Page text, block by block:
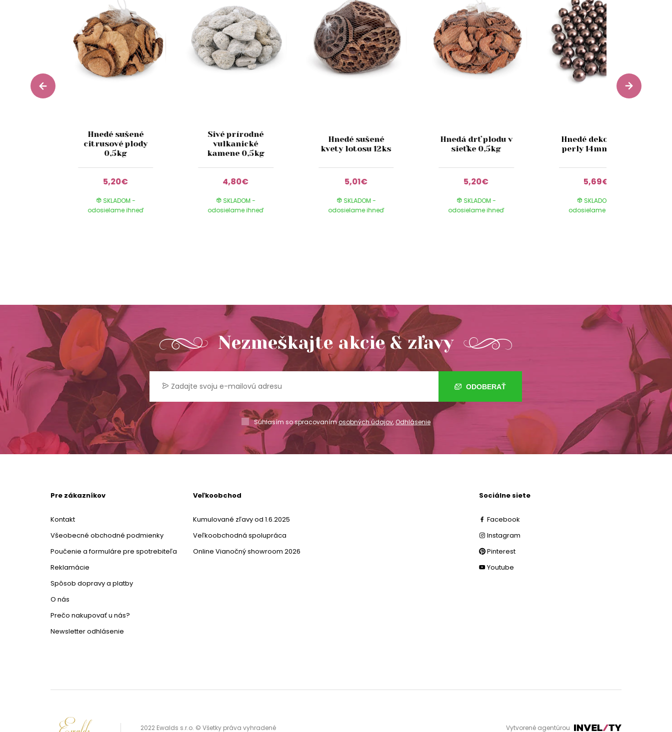
Hnedé sušené
citrusové plody
0,5kg
5,20€
SKLADOM -
odosielame ihneď
Sivé prírodné
vulkanické
kamene 0,5kg
4,80€
SKLADOM -
odosielame ihneď
Hnedé sušené
kvety lotosu 12ks
5,01€
SKLADOM -
odosielame ihneď
Hnedá drť plodu v
sieťke 0,5kg
5,20€
SKLADOM -
odosielame ihneď
Hnedé dekoračné
perly 14mm 72ks
5,69€
SKLADOM -
odosielame ihneď
Nezmeškajte akcie & zľavy
ODOBERAŤ
Súhlasím so spracovanímosobných údajov,Odhlásenie
Pre zákazníkov
Kontakt
Všeobecné obchodné podmienky
Poučenie a formuláre pre spotrebiteľa
Reklamácie
Spôsob dopravy a platby
O nás
Prečo nakupovať u nás?
Newsletter odhlásenie
Veľkoobchod
Kumulované zľavy od 1.6.2025
Veľkoobchodná spolupráca
Online Vianočný showroom 2026
Sociálne siete
Facebook
Instagram
Pinterest
Youtube
2022 Ewalds s.r.o. © Všetky práva vyhradené Vytvorené agentúrou